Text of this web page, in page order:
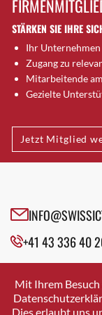
Brütten
Bubendorf
Bubikon
Buchs (SG)
Burgdorf
Bülach
Cazis
Cham
Davos Platz
Davos Platz 1
Dietikon
Dietlikon
STÄRKEN SIE IHRE
Ihr
Zugang zu
Mitarbeitende
Gezielte
Jetzt Mitglied
+41 43 336 40
SWISSICT
VULKANSTRASSE
8048 ZURICH
Mit Ihrem
Dies erlaubt uns